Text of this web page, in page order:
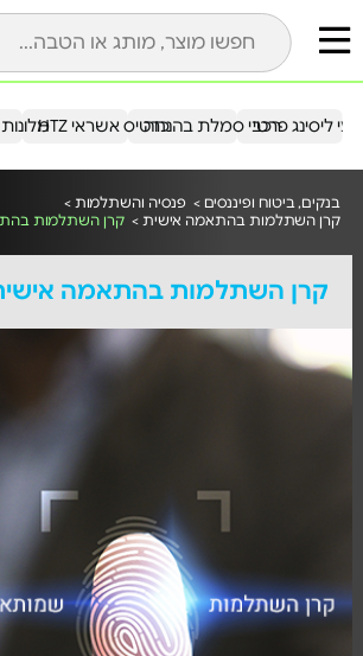
כרטיס אשראי HTZ ליסינג פרטירכבי סמלת בהנחה
בנקים, ביטוח ופיננסים > פנסיה והשתלמות >
קרן השתלמות בהתאמה אישית > קרן השתלמות
קרן השתלמות בהתאמה